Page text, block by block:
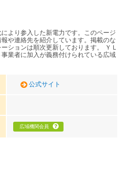
より参入した新電力です。このページ
や連絡先を紹介しています。掲載のな
ションは順次更新しております。 ＹＬ
業者に加入が義務付けられている広域
公式サイト
広域機関会員